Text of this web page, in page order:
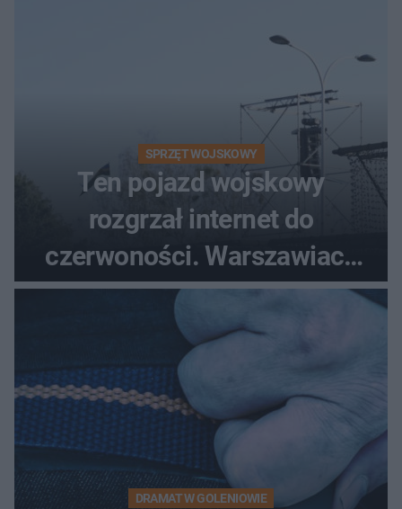
SPRZĘT WOJSKOWY
Ten pojazd wojskowy
rozgrzał internet do
czerwoności. Warszawiacy
pytali, czy to Mad Max!
DRAMAT W GOLENIOWIE